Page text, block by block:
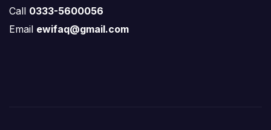
Call 0333-5600056
Email ewifaq@gmail.com